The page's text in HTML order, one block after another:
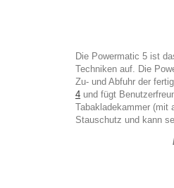
Die Powermatic 5 ist
Techniken auf. Die
Zu- und Abfuhr der
4 und fügt
Tabakladekammer (mit
Stauschutz und kann